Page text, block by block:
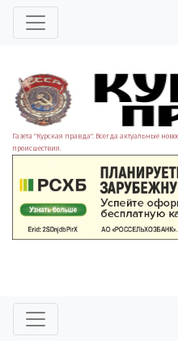
Газета "Курская правда". Всегда актуальные
происшествия.